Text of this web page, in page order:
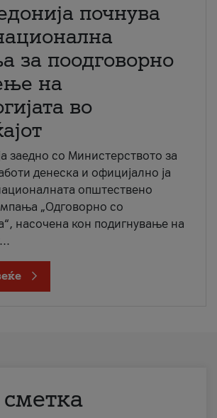
почнува
за поодговорно
на
во
заедно со Министерството за
денеска и официјално ја
општествено
„Одговорно со
насочена кон подигнување на